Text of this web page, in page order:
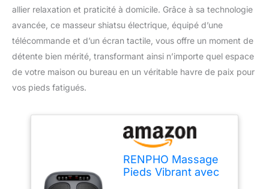
allier relaxation et praticité à domicile. Grâce à sa technologie
avancée, ce masseur shiatsu électrique, équipé d’une
télécommande et d’un écran tactile, vous offre un moment de
détente bien mérité, transformant ainsi n’importe quel espace
de votre maison ou bureau en un véritable havre de paix pour
vos pieds fatigués.
RENPHO Massage
Pieds Vibrant avec